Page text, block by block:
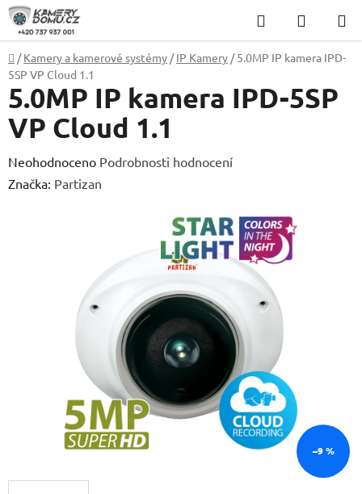
Přejít
obsah
Hledat
KOŠÍK
Domů
/ Kamery a kamerové systémy / IP Kamery / 5.0MP IP kamera IPD-
5SP VP Cloud 1.1
5.0MP IP kamera IPD-5SP
VP Cloud 1.1
Průměrné
hodnocení
Neohodnoceno Podrobnosti hodnocení
Značka: Partizan
–9 %